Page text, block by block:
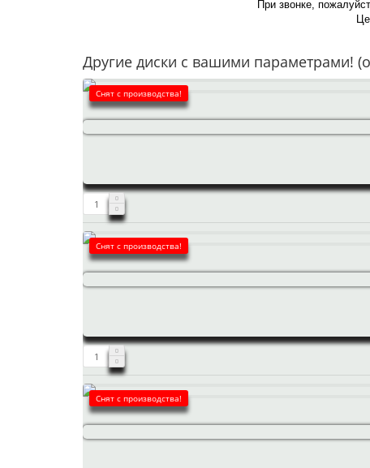
При звонке,
Другие диски с вашими параметрами!
Снят с производства!
Снят с производства!
Снят с производства!